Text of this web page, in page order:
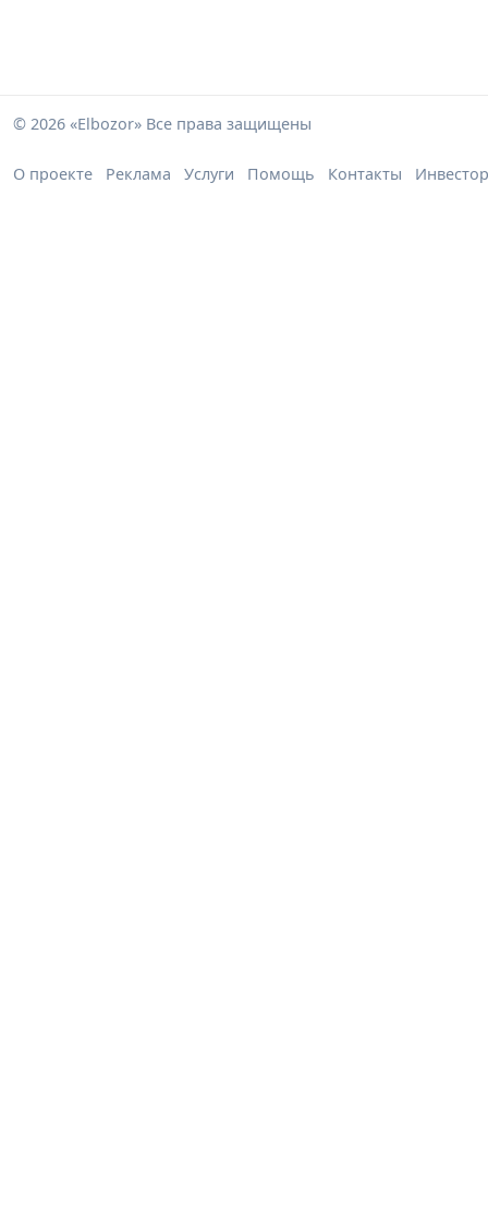
© 2026 «Elbozor» Все права защищены
О проекте Реклама Услуги Помощь Контакты